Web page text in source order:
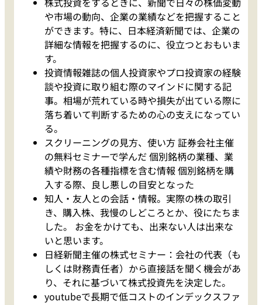
や市場の動向、企業の業績などを把握すること
ができます。特に、日本経済新聞では、企業の
詳細な情報を把握するのに、役立つとおもいま
す。
投資情報雑誌の個人投資家やプロ投資家の経験
談や投資に取り組む際のマインドに関する記
事。相場が荒れている時や損失が出ている際に
落ち着いて判断するための心の支えになってい
る。
スクリーニングの見方、使い方 証券会社主催
の無料セミナーで学んだ 個別銘柄の業種、業
績や財務の各種指標を含む情報 個別銘柄を購
入する際、良し悪しの目安となった
知人・友人との会話・情報。実際の株の取引
き、購入株、我慢のしどころとか、役にたちま
した。 お金をかけても、出来ない人は出来な
いと思います。
日経新聞主催の株式セミナー：会社の代表（も
しくは財務責任者）から直接話を聞く機会があ
り、それに基づいて株式投資先を決定した。
youtubeで長期で低コストのインデックスファ